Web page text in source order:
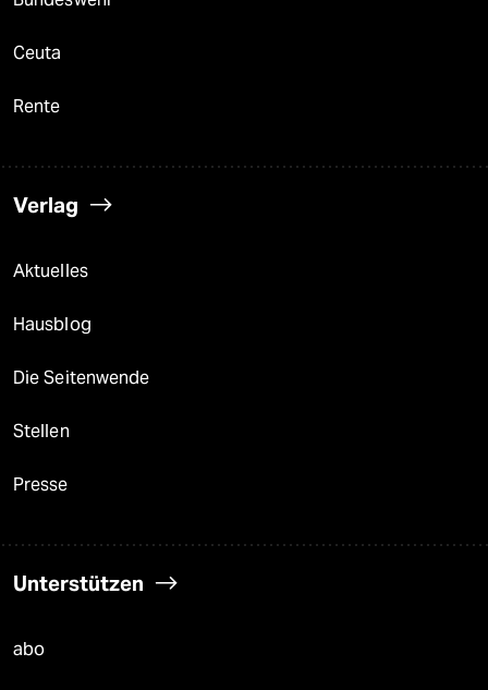
Ceuta
Rente
Verlag
Aktuelles
Hausblog
Die Seitenwende
Stellen
Presse
Unterstützen
abo